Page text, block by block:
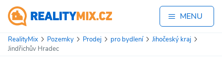
MENU
RealityMix Pozemky Prodej pro bydlení
Jihočeský kraj
Jindřichův Hradec